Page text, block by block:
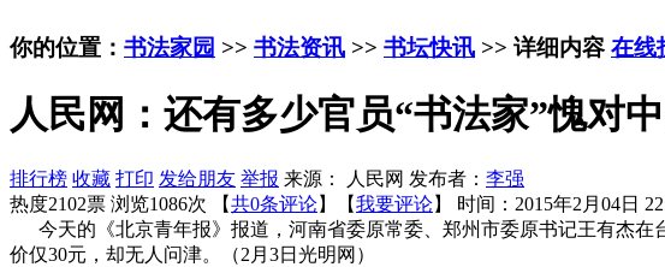
你的位置： 书法家园 >> 书法资讯 >> 书坛快讯 >> 详细内容 在线
人民网：还有多少官员“书法家”愧对
排行榜 收藏 打印 发给朋友 举报 来源： 人民网 发布者： 李强
热度2102票 浏览1086次 【共0条评论】【我要评论】 时间：2015年2月04日
今天的《北京青年报》报道，河南省委原常委、郑州市委原书记王有杰在
价仅30元，却无人问津。（2月3日光明网）